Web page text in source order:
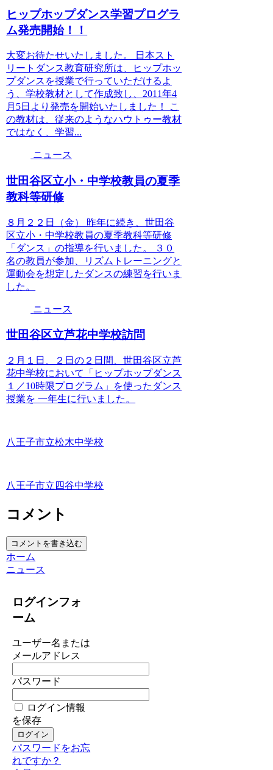
ヒップホップダンス学習プログラ
ム発売開始！！
大変お待たせいたしました。 日本スト
リートダンス教育研究所は、ヒップホッ
プダンスを授業で行っていただけるよ
う、学校教材として作成致し、2011年4
月5日より発売を開始いたしました！ こ
の教材は、従来のようなハウトゥー教材
ではなく、学習...
ニュース
世田谷区立小・中学校教員の夏季
教科等研修
８月２２日（金） 昨年に続き、世田谷
区立小・中学校教員の夏季教科等研修
「ダンス」の指導を行いました。 ３０
名の教員が参加、リズムトレーニングと
運動会を想定したダンスの練習を行いま
した。
ニュース
世田谷区立芦花中学校訪問
２月１日、２日の２日間、世田谷区立芦
花中学校において「ヒップホップダンス
１／10時限プログラム」を使ったダンス
授業を 一年生に行いました。
八王子市立松木中学校
八王子市立四谷中学校
コメント
コメントを書き込む
ホーム
ニュース
ログインフォ
ーム
ユーザー名または
メールアドレス
パスワード
ログイン情報
を保存
パスワードをお忘
れですか？